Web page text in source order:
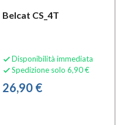
Belcat CS_4T
 Disponibilità immediata
 Spedizione solo 6,90 €
26,90 €